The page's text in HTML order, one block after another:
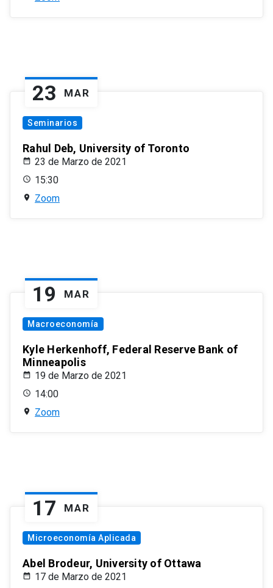
23 MAR
Seminarios
Rahul Deb, University of Toronto
23 de Marzo de 2021
15:30
Zoom
19 MAR
Macroeconomía
Kyle Herkenhoff, Federal Reserve Bank of
Minneapolis
19 de Marzo de 2021
14:00
Zoom
17 MAR
Microeconomía Aplicada
Abel Brodeur, University of Ottawa
17 de Marzo de 2021